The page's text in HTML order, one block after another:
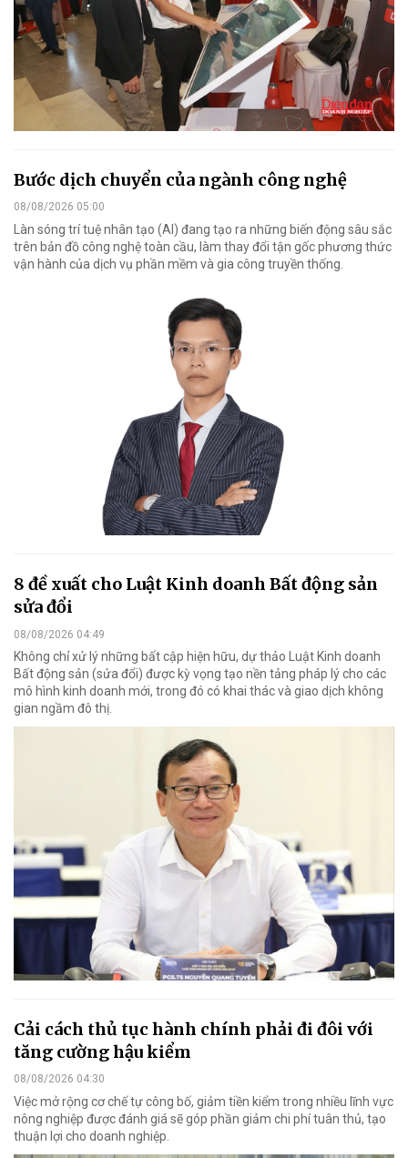
Bước dịch chuyển của ngành công nghệ
08/08/2026 05:00
Làn sóng trí tuệ nhân tạo (AI) đang tạo ra những biến động sâu sắc
trên bản đồ công nghệ toàn cầu, làm thay đổi tận gốc phương thức
vận hành của dịch vụ phần mềm và gia công truyền thống.
8 đề xuất cho Luật Kinh doanh Bất động sản
sửa đổi
08/08/2026 04:49
Không chỉ xử lý những bất cập hiện hữu, dự thảo Luật Kinh doanh
Bất động sản (sửa đổi) được kỳ vọng tạo nền tảng pháp lý cho các
mô hình kinh doanh mới, trong đó có khai thác và giao dịch không
gian ngầm đô thị.
Cải cách thủ tục hành chính phải đi đôi với
tăng cường hậu kiểm
08/08/2026 04:30
Việc mở rộng cơ chế tự công bố, giảm tiền kiểm trong nhiều lĩnh vực
nông nghiệp được đánh giá sẽ góp phần giảm chi phí tuân thủ, tạo
thuận lợi cho doanh nghiệp.